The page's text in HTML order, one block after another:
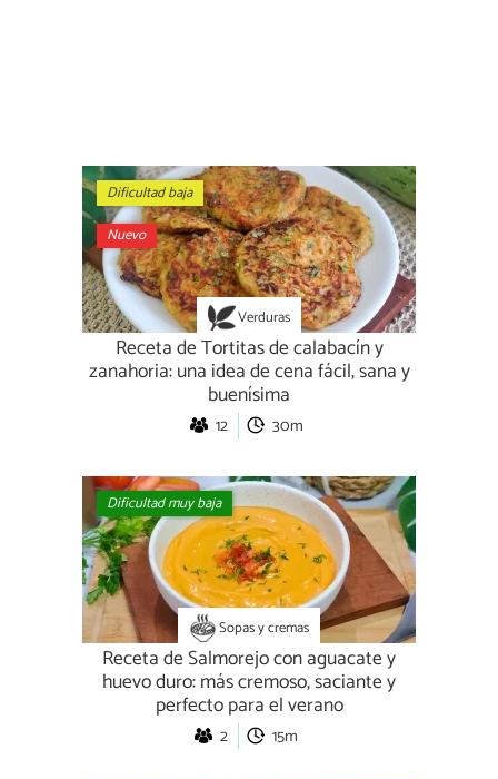
Dificultad baja
Nuevo
Verduras
Receta de Tortitas de calabacín y
zanahoria: una idea de cena fácil, sana y
buenísima
12 30m
Dificultad muy baja
Sopas y cremas
Receta de Salmorejo con aguacate y
huevo duro: más cremoso, saciante y
perfecto para el verano
2 15m